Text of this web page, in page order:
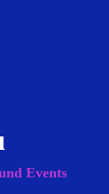
Events